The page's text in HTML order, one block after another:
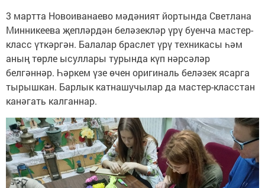
3 мартта Новоиванаево мәдәният йортында Светлана
Минникеева җепләрдән беләзекләр үрү буенча мастер-
класс үткәргән. Балалар браслет үрү техникасы һәм
аның төрле ысуллары турында күп нәрсәләр
белгәннәр. Һәркем үзе өчен оригиналь беләзек ясарга
тырышкан. Барлык катнашучылар да мастер-класстан
канәгать калганнар.